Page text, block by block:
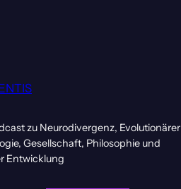
zu Neurodivergenz, Evolutionärer
Gesellschaft, Philosophie und
Entwicklung